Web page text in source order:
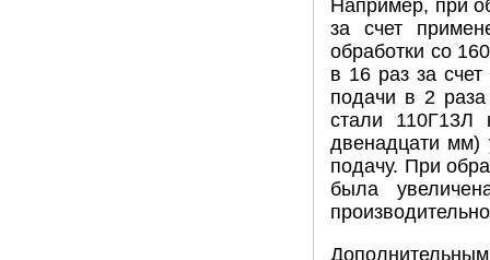
Например, при
за счет
обработки со
в 16 раз за
подачи в 2
стали 110Г13Л
двенадцати мм)
подачу. При
была